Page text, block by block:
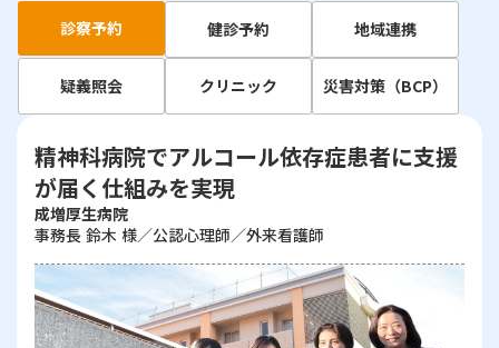
診察予約 健診予約 地域連携
疑義照会 クリニック 災害対策（BCP）
精神科病院でアルコール依存症患者に支援
が届く仕組みを実現
成増厚生病院
事務長 鈴木 様／公認心理師／外来看護師